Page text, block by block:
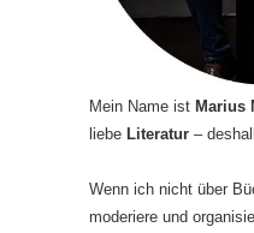
Mein Name ist Marius
liebe Literatur –
Wenn ich nicht über
moderiere und